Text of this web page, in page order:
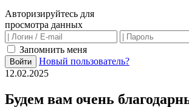
Авторизируйтесь для
просмотра данных
Запомнить меня
Войти
Новый пользователь?
12.02.2025
Будем вам очень